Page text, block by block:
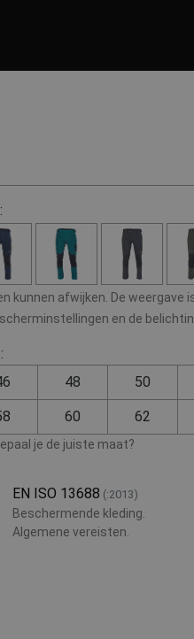
kunnen afwijken. De weergave
en de
48 50
60 62
je de juiste maat?
EN ISO 13688 (:2013)
Beschermende kleding.
Algemene vereisten.